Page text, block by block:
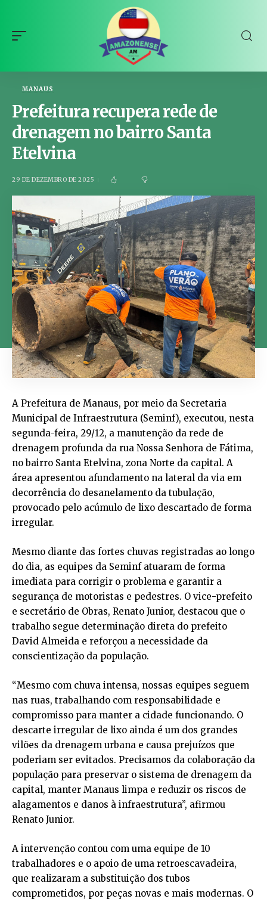
MANAUS
Prefeitura recupera rede de
drenagem no bairro Santa
Etelvina
29 DE DEZEMBRO DE 2025
A Prefeitura de Manaus, por meio da Secretaria
Municipal de Infraestrutura (Seminf), executou, nesta
segunda-feira, 29/12, a manutenção da rede de
drenagem profunda da rua Nossa Senhora de Fátima,
no bairro Santa Etelvina, zona Norte da capital. A
área apresentou afundamento na lateral da via em
decorrência do desanelamento da tubulação,
provocado pelo acúmulo de lixo descartado de forma
irregular.
Mesmo diante das fortes chuvas registradas ao longo
do dia, as equipes da Seminf atuaram de forma
imediata para corrigir o problema e garantir a
segurança de motoristas e pedestres. O vice-prefeito
e secretário de Obras, Renato Junior, destacou que o
trabalho segue determinação direta do prefeito
David Almeida e reforçou a necessidade da
conscientização da população.
“Mesmo com chuva intensa, nossas equipes seguem
nas ruas, trabalhando com responsabilidade e
compromisso para manter a cidade funcionando. O
descarte irregular de lixo ainda é um dos grandes
vilões da drenagem urbana e causa prejuízos que
poderiam ser evitados. Precisamos da colaboração da
população para preservar o sistema de drenagem da
capital, manter Manaus limpa e reduzir os riscos de
alagamentos e danos à infraestrutura”, afirmou
Renato Junior.
A intervenção contou com uma equipe de 10
trabalhadores e o apoio de uma retroescavadeira,
que realizaram a substituição dos tubos
comprometidos, por peças novas e mais modernas. O